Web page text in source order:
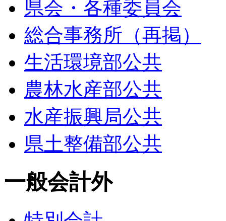
県会・各種委員会
総合事務所（再掲）
生活環境部公共
農林水産部公共
水産振興局公共
県土整備部公共
一般会計外